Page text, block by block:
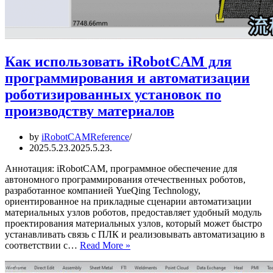
Как использовать iRobotCAM для
программирования и автоматизации
роботизированных установок по
производству материалов
by iRobotCAMReference
2025.5.23.2025.5.23.
Аннотация: iRobotCAM, программное обеспечение для
автономного программирования отечественных роботов,
разработанное компанией YueQing Technology,
ориентированное на прикладные сценарии автоматизации
материальных узлов роботов, предоставляет удобный модуль
проектирования материальных узлов, который может быстро
устанавливать связь с ПЛК и реализовывать автоматизацию в
соответствии с… Read More »
iRobotCAM